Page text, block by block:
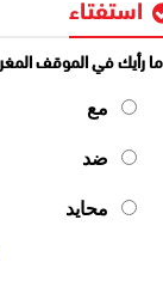
استفتاء
ما رأيك في الموقف
مع
ضد
محايد